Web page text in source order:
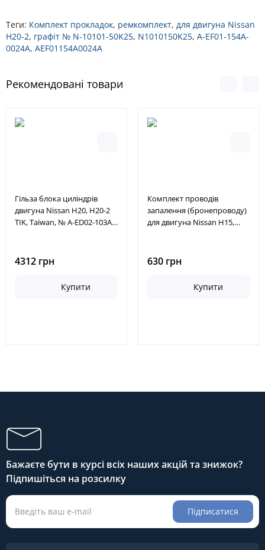
Теги: Комплект прокладок, ремкомплект, для двигуна Nissan
H20-2, графіт № N-10101-50K25, N1010150K25, A-EF01-154A-
0024A, AEF01154A0024A
Рекомендовані товари
Гільза блока циліндрів
двигуна Nissan H20, H20-2
TIK, Taiwan, № A-ED02-103A-
4312 грн
Купити
Комплект проводів
запалення (бронепроводу)
для двигуна Nissan H15,
FU41A, 22440FU41A,
N2245050KA0, N2244
630 грн
Купити
Бажаєте бути в курсі всіх наших акцій та знижок?
Підпишіться на розсилку
Підписатися